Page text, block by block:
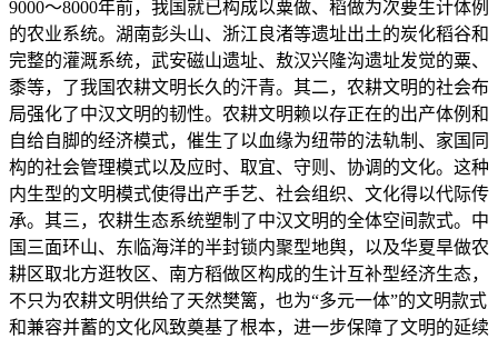
9000～8000年前，我国就已构成以粟做、稻做为次要生计体例
的农业系统。湖南彭头山、浙江良渚等遗址出土的炭化稻谷和
完整的灌溉系统，武安磁山遗址、敖汉兴隆沟遗址发觉的粟、
黍等，了我国农耕文明长久的汗青。其二，农耕文明的社会布
局强化了中汉文明的韧性。农耕文明赖以存正在的出产体例和
自给自脚的经济模式，催生了以血缘为纽带的法轨制、家国同
构的社会管理模式以及应时、取宜、守则、协调的文化。这种
内生型的文明模式使得出产手艺、社会组织、文化得以代际传
承。其三，农耕生态系统塑制了中汉文明的全体空间款式。中
国三面环山、东临海洋的半封锁内聚型地舆，以及华夏旱做农
耕区取北方逛牧区、南方稻做区构成的生计互补型经济生态，
不只为农耕文明供给了天然樊篱，也为“多元一体”的文明款式
和兼容并蓄的文化风致奠基了根本，进一步保障了文明的延续